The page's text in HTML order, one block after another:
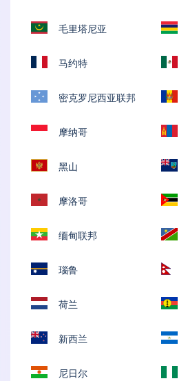
毛里塔尼亚
马约特
密克罗尼西亚联邦
摩纳哥
黑山
摩洛哥
缅甸联邦
瑙鲁
荷兰
新西兰
尼日尔